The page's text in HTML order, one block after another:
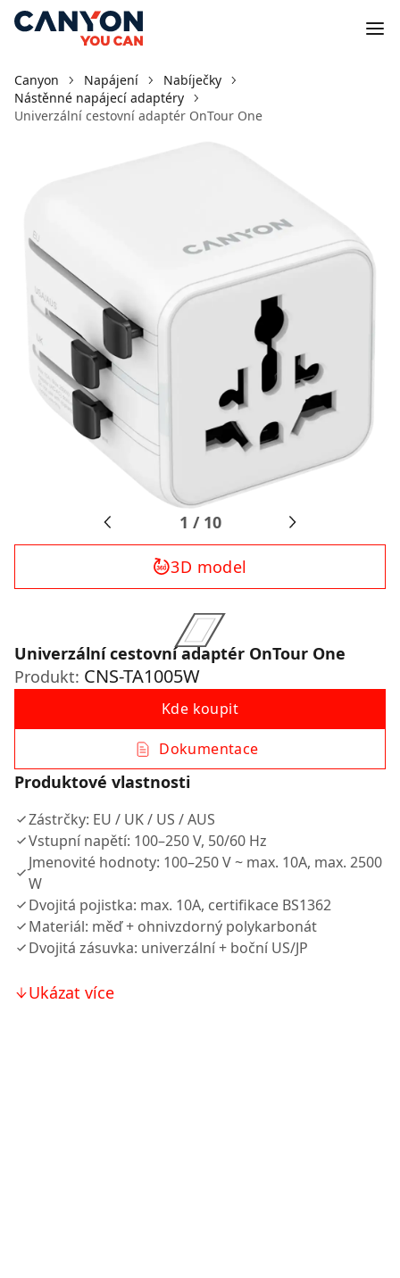
Canyon Napájení
Nabíječky
Nástěnné napájecí adaptéry
Univerzální cestovní adaptér OnTour One
1 / 10
3D model
Univerzální cestovní adaptér OnTour One
Produkt: CNS-TA1005W
Kde koupit
Dokumentace
Produktové vlastnosti
Zástrčky: EU / UK / US / AUS
Vstupní napětí: 100–250 V, 50/60 Hz
Jmenovité hodnoty: 100–250 V ~ max. 10A, max. 2500
W
Dvojitá pojistka: max. 10A, certifikace BS1362
Materiál: měď + ohnivzdorný polykarbonát
Dvojitá zásuvka: univerzální + boční US/JP
Ukázat více